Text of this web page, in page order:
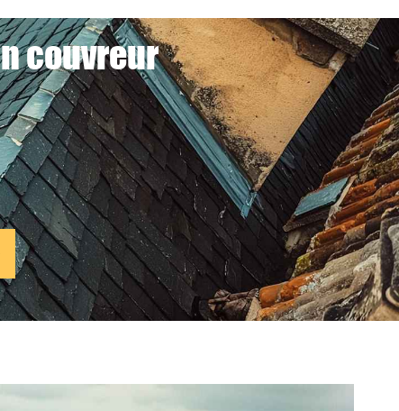
couvreur